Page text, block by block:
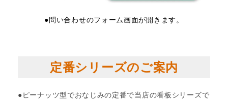
●問い合わせのフォーム画面が開きます。
定番シリーズのご案内
●ピーナッツ型でおなじみの定番で当店の看板シリーズで